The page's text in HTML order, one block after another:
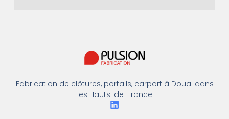
Fabrication de clôtures, portails, carport à Douai dans
les Hauts-de-France